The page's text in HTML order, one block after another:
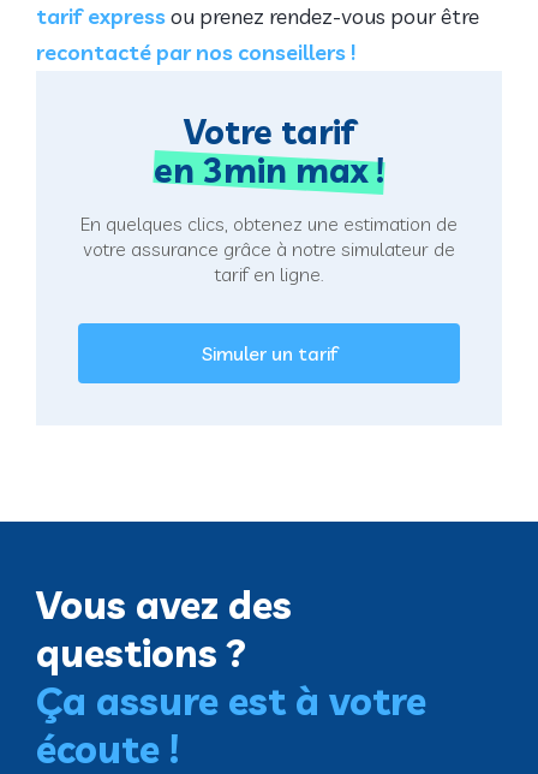
Votre tarif
en 3min max !
En quelques clics, obtenez une estimation de
votre assurance grâce à notre simulateur de
tarif en ligne.
Simuler un tarif
tarif expressou prenez rendez-vous pour être
recontacté par nos conseillers !
Vous avez des
questions ?
Ça assure est à votre
écoute !